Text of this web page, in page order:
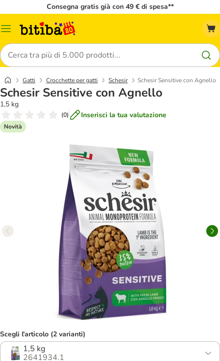
Consegna gratis già con 49 € di spesa**
Overview
Cerca
Gatti Crocchette per gatti Schesir Schesir Sensitive con Agnello
Schesir Sensitive con Agnello
1,5 kg
(0) Inserisci la tua valutazione
Novità
Scegli l'articolo (2 varianti)
1,5 kg
2641934.1